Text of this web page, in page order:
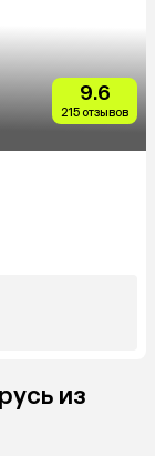
9.6
215 отзывов
из